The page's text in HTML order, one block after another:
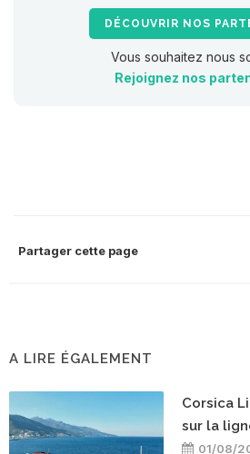
DÉCOUVRIR NOS
Vous souhaitez nous
Rejoignez nos
Partager cette page
A LIRE ÉGALEMENT
Corsica
sur la
01/08/